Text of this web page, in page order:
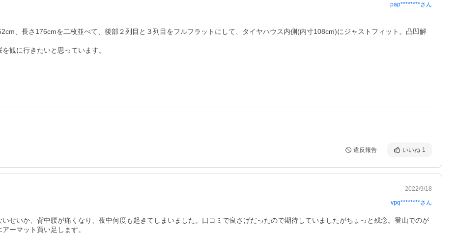
pap********さん
、長さ176cmを二枚並べて、後部２列目と３列目をフルフラットにして、タイヤハウス内側(内寸108cm)にジャストフィット。凸凹解
観に行きたいと思っています。
違反報告 いいね 1
2022/9/18
vpq********さん
せいか、背中腰が痛くなり、夜中何度も起きてしまいました。口コミで良さげだったので期待していましたがちょっと残念。登山でのが
ーマット買い足します。